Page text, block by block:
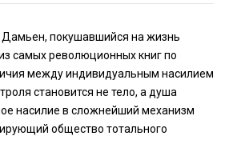
Дамьен, покушавшийся на жизнь
самых революционных книг по
между индивидуальным насилием
становится не тело, а душа
насилие в сложнейший механизм
общество тотального